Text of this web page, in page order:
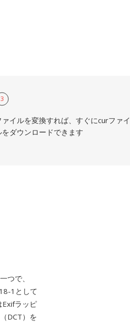
3
ァイルを変換すれば、すぐにcurファイ
をダウンロードできます
つで、
1として
Exifラッピ
DCT）を